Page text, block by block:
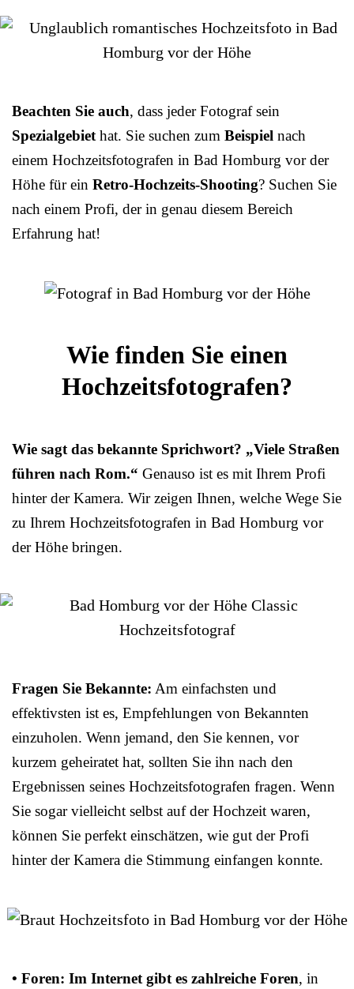
Beachten Sie auch, dass jeder Fotograf sein
Spezialgebiet hat. Sie suchen zum Beispiel nach
einem Hochzeitsfotografen in Bad Homburg vor der
Höhe für ein Retro-Hochzeits-Shooting? Suchen Sie
nach einem Profi, der in genau diesem Bereich
Erfahrung hat!
Wie finden Sie einen
Hochzeitsfotografen?
Wie sagt das bekannte Sprichwort? „Viele Straßen
führen nach Rom.“ Genauso ist es mit Ihrem Profi
hinter der Kamera. Wir zeigen Ihnen, welche Wege Sie
zu Ihrem Hochzeitsfotografen in Bad Homburg vor
der Höhe bringen.
Fragen Sie Bekannte: Am einfachsten und
effektivsten ist es, Empfehlungen von Bekannten
einzuholen. Wenn jemand, den Sie kennen, vor
kurzem geheiratet hat, sollten Sie ihn nach den
Ergebnissen seines Hochzeitsfotografen fragen. Wenn
Sie sogar vielleicht selbst auf der Hochzeit waren,
können Sie perfekt einschätzen, wie gut der Profi
hinter der Kamera die Stimmung einfangen konnte.
• Foren: Im Internet gibt es zahlreiche Foren, in